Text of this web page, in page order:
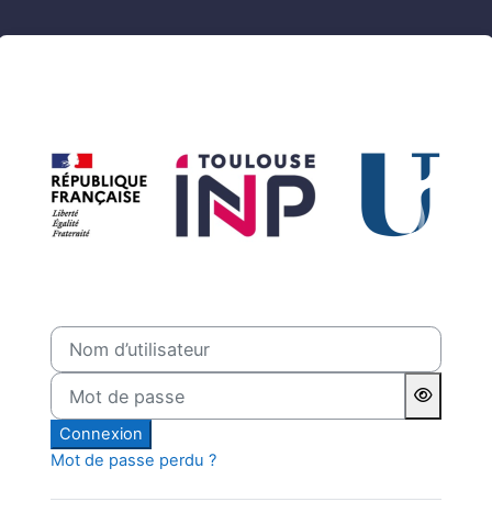
Connexion à Moodle
Nom d’utilisateur
Mot de passe
Connexion
Mot de passe perdu ?